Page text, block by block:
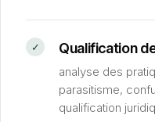
Qualification
analyse des
parasitisme,
qualification